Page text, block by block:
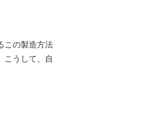
この製造方法
こうして、自